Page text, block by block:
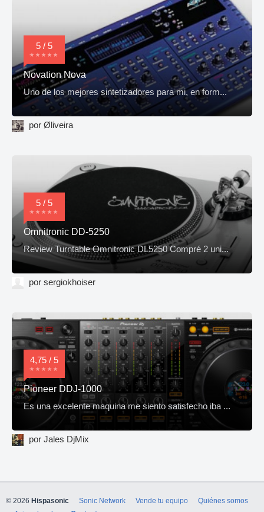
5 / 5
Novation Nova
Uno de los mejores sintetizadores para mi, en form...
por Øliveira
5 / 5
Omnitronic DD-5250
Review Turntable Omnitronic DL5250 Compré 2 uni...
por sergiokhoiser
4,75 / 5
Pioneer DDJ-1000
Es una excelente maquina me siento satisfecho iba ...
por Jales DjMix
© 2026 Hispasonic Sonic Network Vende tu equipo
Quiénes somos